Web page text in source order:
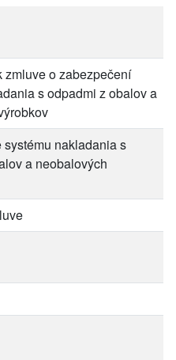
zmluve o zabezpečení
s odpadmi z obalov a
nakladania s
a neobalových